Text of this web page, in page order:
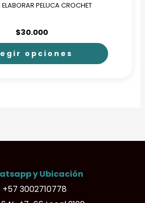
PELUCA CROCHET
$30.000
opciones
se
pueden
y Ubicación
+57 3002710778